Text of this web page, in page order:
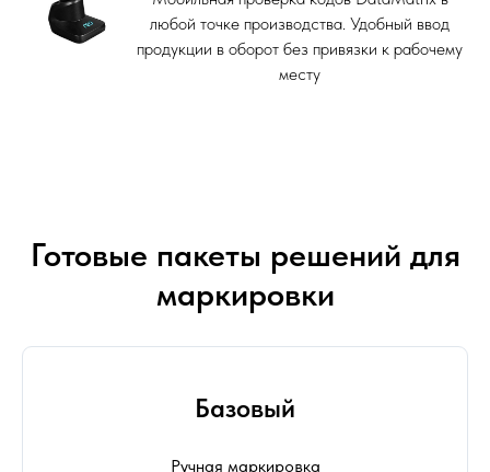
любой точке производства. Удобный ввод
продукции в оборот без привязки к рабочему
месту
Готовые пакеты решений для
маркировки
Базовый
Ручная маркировка